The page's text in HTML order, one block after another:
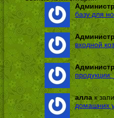
базу для
входной
аллак
домашних